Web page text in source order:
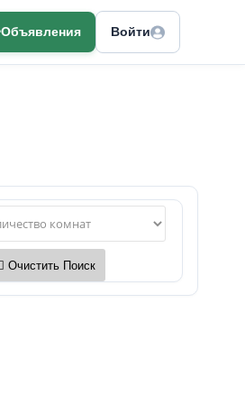
Объявления Войти
Очистить Поиск